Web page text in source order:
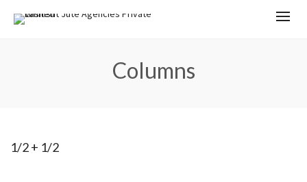
Columns
1/2 + 1/2